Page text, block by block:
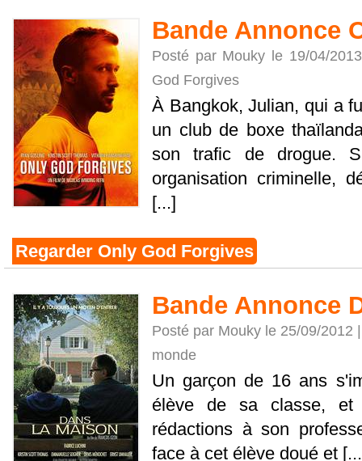
Bande Annonce
Posté par Mouky le 19/04/
God Forgives
À Bangkok, Julian, qui a
un club de boxe
son trafic de drogue.
organisation criminelle,
[...]
Regarder Only God Forgives
Bande Annonce
Posté par Mouky le 25/09/2012
monde
Un garçon de 16 ans
élève de sa classe,
rédactions à son
face à cet élève doué et